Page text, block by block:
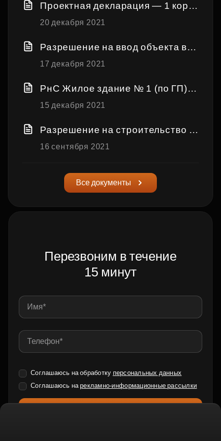
Проектная декларация — 1 корп
ус
20 декабря 2021
Разрешение на ввод объекта в э
ксплуатацию — корпус 1
17 декабря 2021
РнС Жилое здание № 1 (по ГП) с
о встроенными нежилыми поме
ения
15 декабря 2021
Разрешение на строительство к
орпус 1
16 сентября 2021
Все документы
Перезвоним в течение
15 минут
Соглашаюсь на обработку персональных данных
Соглашаюсь нарекламно-информационные рассылки